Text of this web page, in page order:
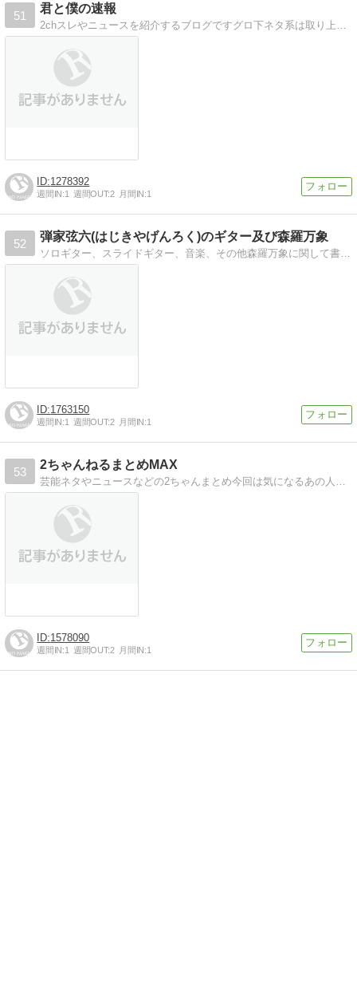
51
君と僕の速報
1278392
週間IN:1 週間OUT:2 月間IN:1
52
弾家弦六(はじきやげんろく)のギター及び森羅万象
ソロギター、スライドギター、音楽、その他森羅万象に関して書かせて頂いております。
1763150
週間IN:1 週間OUT:2 月間IN:1
53
2ちゃんねるまとめMAX
1578090
週間IN:1 週間OUT:2 月間IN:1